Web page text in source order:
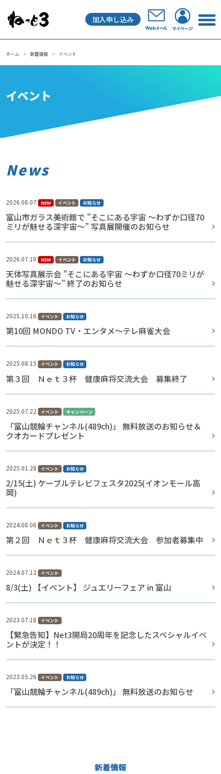
メインナビゲーション
加入申し込み
ホーム 新着情報 イベント
イベント
News
2026.08.07 NEW イベント お知らせ
富山市ガラス美術館で ”そこにある宇宙 〜わずか口径70
ミリが魅せる深宇宙〜” 写真展開催のお知らせ
2026.07.10 NEW イベント お知らせ
天体写真展示会 ”そこにある宇宙 〜わずか口径70ミリが
魅せる深宇宙〜” 終了のお知らせ
2025.10.16 イベント お知らせ
第10回 MONDO TV・エンタメ～テレ麻雀大会
2025.08.15 イベント お知らせ
第３回 Ｎｅｔ３杯 健康麻将交流大会 募集終了
2025.07.22 イベント キャンペーン
「富山競輪チャンネル(489ch)」 無料放送のお知らせ＆
クオカードプレゼント
2025.01.28 イベント お知らせ
2/15(土) ケーブルテレビフェスタ2025(イオンモール高
岡)
2024.08.06 イベント お知らせ
第２回 Ｎｅｔ３杯 健康麻将交流大会 参加者募集中
2024.07.12 イベント
8/3(土) 【イベント】 ジュエリーフェア in 富山
2023.07.18 イベント
【緊急告知】Net3開局20周年を記念したスペシャルイベ
ントが決定！！
2023.05.26 イベント お知らせ
「富山競輪チャンネル(489ch)」 無料放送のお知らせ
新着情報